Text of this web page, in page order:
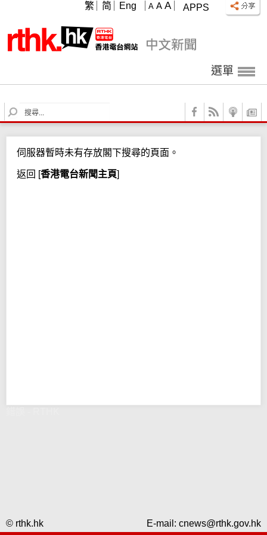
APPS
A A A
繁 简 Eng
選單
S
e
c
h
伺服器暫時未有存放閣下搜尋的頁面。
返回 [香港電台新聞主頁]
© rthk.hk E-mail: cnews@rthk.gov.hk